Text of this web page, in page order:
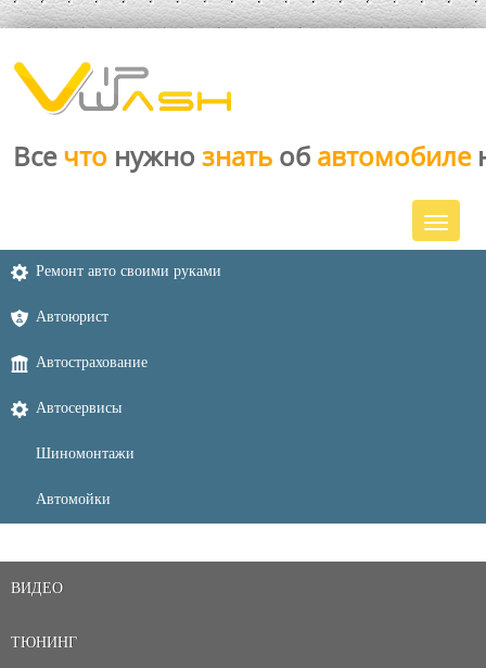
Все что нужно знать об автомобиле
Ремонт авто своими руками
Автоюрист
Автострахование
Автосервисы
Шиномонтажи
Автомойки
ВИДЕО
ТЮНИНГ